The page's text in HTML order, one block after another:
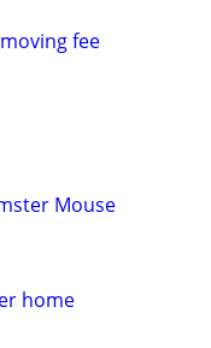
fee
Mouse
home